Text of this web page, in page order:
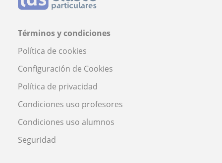
Términos y condiciones
Política de cookies
Configuración de Cookies
Política de privacidad
Condiciones uso profesores
Condiciones uso alumnos
Seguridad